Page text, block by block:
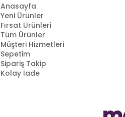
Anasayfa
Yeni Ürünler
Fırsat Ürünleri
Tüm Ürünler
Müşteri Hizmetleri
Sepetim
Sipariş Takip
Kolay İade